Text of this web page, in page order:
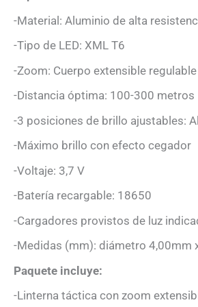
-Material: Aluminio de alta
-Tipo de LED: XML T6
-Zoom: Cuerpo extensible regulable
-Distancia óptima: 100-300 metros
-3 posiciones de brillo ajustables:
-Máximo brillo con efecto cegador
-Voltaje: 3,7 V
-Batería recargable: 18650
-Cargadores provistos de luz
-Medidas (mm): diámetro
Paquete incluye:
-Linterna táctica con zoom